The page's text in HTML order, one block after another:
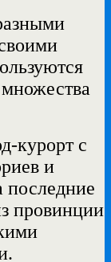
курорт с
и
последние
провинции